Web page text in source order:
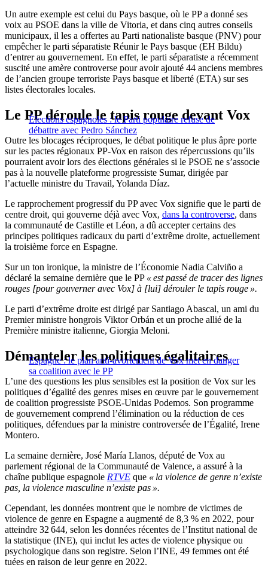
Un autre exemple est celui du Pays basque, où le PP a donné ses
voix au PSOE dans la ville de Vitoria, et dans cinq autres conseils
municipaux, il les a offertes au Parti nationaliste basque (PNV) pour
empêcher le parti séparatiste Réunir le Pays basque (EH Bildu)
d’entrer au gouvernement. En effet, le parti séparatiste a récemment
suscité une amère controverse pour avoir ajouté 44 anciens membres
de l’ancien groupe terroriste Pays basque et liberté (ETA) sur ses
listes électorales locales.
Élections espagnoles : le Parti populaire refuse de
débattre avec Pedro Sánchez
Le PP déroule le tapis rouge devant Vox
Outre les blocages réciproques, le débat politique le plus âpre porte
sur les pactes régionaux PP-Vox en raison des répercussions qu’ils
pourraient avoir lors des élections générales si le PSOE ne s’associe
pas à la nouvelle plateforme progressiste Sumar, dirigée par
l’actuelle ministre du Travail, Yolanda Díaz.
Le rapprochement progressif du PP avec Vox signifie que le parti de
centre droit, qui gouverne déjà avec Vox, dans la controverse, dans
la communauté de Castille et Léon, a dû accepter certains des
principes politiques radicaux du parti d’extrême droite, actuellement
la troisième force en Espagne.
Sur un ton ironique, la ministre de l’Économie Nadia Calviño a
déclaré la semaine dernière que le PP « est passé de tracer des lignes
rouges [pour gouverner avec Vox] à [lui] dérouler le tapis rouge ».
Le parti d’extrême droite est dirigé par Santiago Abascal, un ami du
Premier ministre hongrois Viktor Orbán et un proche allié de la
Première ministre italienne, Giorgia Meloni.
Espagne : le plan anti-avortement de Vox met en danger
sa coalition avec le PP
Démanteler les politiques égalitaires
L’une des questions les plus sensibles est la position de Vox sur les
politiques d’égalité des genres mises en œuvre par le gouvernement
de coalition progressiste PSOE-Unidas Podemos. Son programme
de gouvernement comprend l’élimination ou la réduction de ces
politiques, défendues par la ministre controversée de l’Égalité, Irene
Montero.
La semaine dernière, José María Llanos, député de Vox au
parlement régional de la Communauté de Valence, a assuré à la
chaîne publique espagnole RTVE que « la violence de genre n’existe
pas, la violence masculine n’existe pas ».
Cependant, les données montrent que le nombre de victimes de
violence de genre en Espagne a augmenté de 8,3 % en 2022, pour
atteindre 32 644, selon les données récentes de l’Institut national de
la statistique (INE), qui inclut les actes de violence physique ou
psychologique dans son registre. Selon l’INE, 49 femmes ont été
tuées en raison de leur genre en 2022.